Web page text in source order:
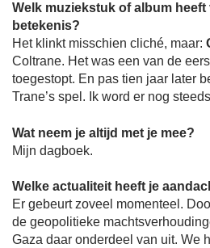
Welk muziekstuk of album
betekenis?
Het klinkt misschien cliché, maar:
Coltrane. Het was een van de
toegestopt. En pas tien jaar later
Trane’s spel. Ik word er nog
Wat neem je altijd met je mee?
Mijn dagboek.
Welke actualiteit heeft je
Er gebeurt zoveel momenteel.
de geopolitieke
Gaza daar onderdeel van uit. We